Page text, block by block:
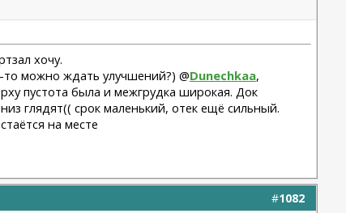
хочу.
то можно ждать улучшений?) @Dunechkaa,
пустота была и межгрудка широкая. Док
глядят(( срок маленький, отек ещё сильный.
на месте
#1082